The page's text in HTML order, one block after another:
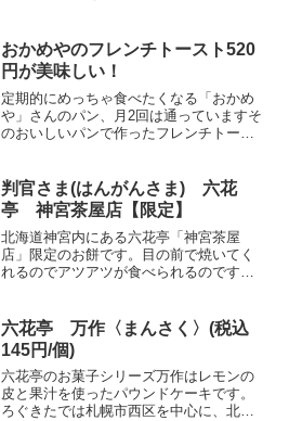
か”爆売れしているスイーツを見つけたの
で紹介します2個...
おかめやのフレンチトースト520
円が美味しい！
定期的にめっちゃ食べたくなる「おかめ
や」さんのパン、月2回は通っていますそ
のおいしいパンで作ったフレンチトース
しか買えないと勘違いしていて、いつも
食パン大550円を買...
判官さま(はんがんさま) 六花
亭 神宮茶屋店【限定】
北海道神宮内にある六花亭「神宮茶屋
店」限定のお餅です。目の前で焼いてく
れるのでアツアツが食べられるのです
いるので、北海道神宮まで行った時には
購入してみて下さい。柔ら...
六花亭 万作〈まんさく〉(税込
145円/個)
六花亭のお菓子シリーズ万作はレモンの
皮と果汁を使ったパウンドケーキです。
ろぐきたでは札幌市西区を中心に、北海